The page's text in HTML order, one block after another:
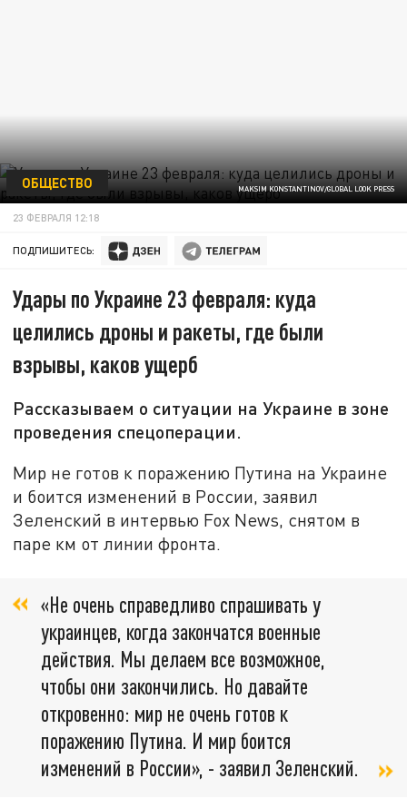
MAKSIM KONSTANTINOV/GLOBAL LOOK PRESS
ОБЩЕСТВО
23 ФЕВРАЛЯ 12:18
ПОДПИШИТЕСЬ:
Удары по Украине 23 февраля: куда
целились дроны и ракеты, где были
взрывы, каков ущерб
Рассказываем о ситуации на Украине в зоне
проведения спецоперации.
Мир не готов к поражению Путина на Украине
и боится изменений в России, заявил
Зеленский в интервью Fox News, снятом в
паре км от линии фронта.
«Не очень справедливо спрашивать у
украинцев, когда закончатся военные
действия. Мы делаем все возможное,
чтобы они закончились. Но давайте
откровенно: мир не очень готов к
поражению Путина. И мир боится
изменений в России», - заявил Зеленский.